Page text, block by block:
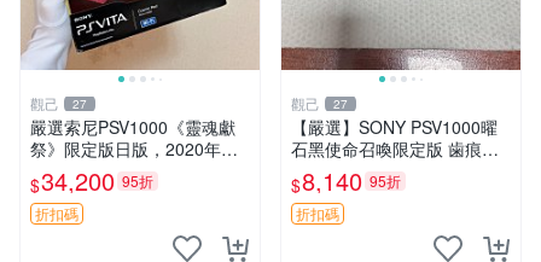
觀己 27
嚴選索尼PSV1000《靈魂獻
祭》限定版日版，2020年大
阪購入，成色99新，全配
齊，原裝盒保養佳。機身無損
無痕，屏幕雪亮如新，功能一
應俱全。八角設計更
$34,200 95折
折扣碼
觀己 27
【嚴選】SONY PSV1000曜
石黑使命召喚限定版 歯痕背
板 屏幕發黃 軟體原裝 裸機
白屏輕燒 中古成色佳 使命召
喚 PSV1000 SONY
$8,140 95折
折扣碼